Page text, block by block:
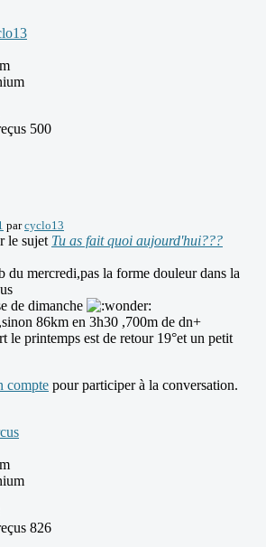
500
parcyclo13
le sujet Tu as fait quoi aujourd'hui???
du mercredi,pas la forme douleur dans la
de dimanche
86km en 3h30 ,700m de dn+
le printemps est de retour 19°et un petit
compte pour participer à la conversation.
826